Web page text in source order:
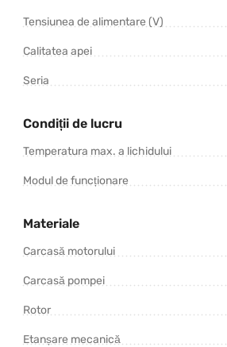
Tensiunea de alimentare (V)
Calitatea apei
Seria
Condiții de lucru
Temperatura max. a lichidului
Modul de funcționare
Materiale
Carcasă motorului
Carcasă pompei
Rotor
Etanșare mecanică